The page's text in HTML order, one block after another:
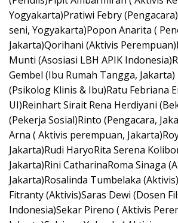
Yogyakarta)Pratiwi Febry
seni, Yogyakarta)Popon Anarita (
Jakarta)Qorihani (Aktivis
Munti (Asosiasi LBH APIK
Gembel (Ibu Rumah Tangga,
(Psikolog Klinis & Ibu)Ratu Febriana
UI)Reinhart Sirait Rena Herdiyani
(Pekerja Sosial)Rinto (Pengacara,
Arna ( Aktivis perempuan,
Jakarta)Rudi HaryoRita Serena
Jakarta)Rini CatharinaRoma Sinaga
Jakarta)Rosalinda Tumbelaka
Fitranty (Aktivis)Saras Dewi (Dosen
Indonesia)Sekar Pireno ( Aktivis